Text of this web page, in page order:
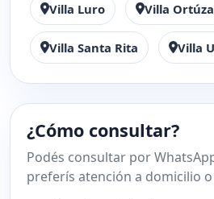
Villa Luro Villa
Villa Santa Rita Villa
¿Cómo consultar?
Podés consultar por
preferís atención a domicilio